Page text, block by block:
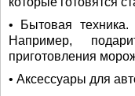
• Бытовая техника.
Например,
приготовления
• Аксессуары для